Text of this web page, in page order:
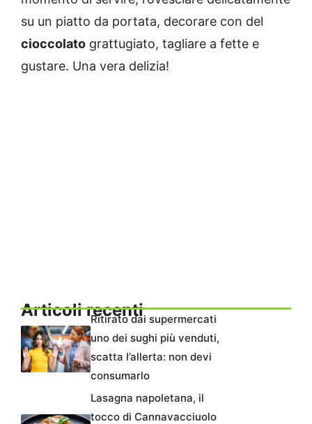
su un piatto da portata, decorare con del
cioccolato grattugiato, tagliare a fette e
gustare. Una vera delizia!
Articoli recentiRitirato dai supermercati
uno dei sughi più venduti,
scatta l’allerta: non devi
consumarlo
Lasagna napoletana, il
tocco di Cannavacciuolo